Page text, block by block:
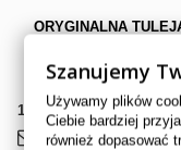
ORYGINALNA
POLARIS OE# 5418905
14
Przedmioty
Wyślij do
Szanujemy
Używamy plików
Ciebie bardziej
również dopasować